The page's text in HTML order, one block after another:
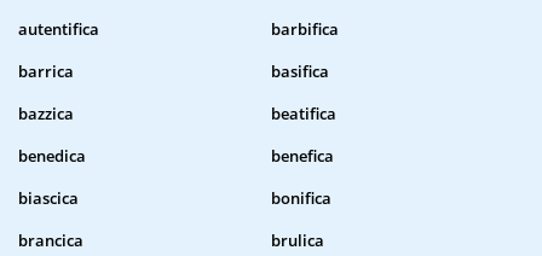
autentifica
barbifica
barrica
basifica
bazzica
beatifica
benedica
benefica
biascica
bonifica
brancica
brulica